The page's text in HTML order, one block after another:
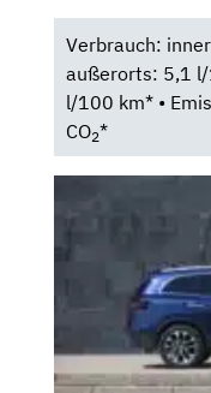
Verbrauch:
außerorts: 5,1
l/100 km* •
CO2*